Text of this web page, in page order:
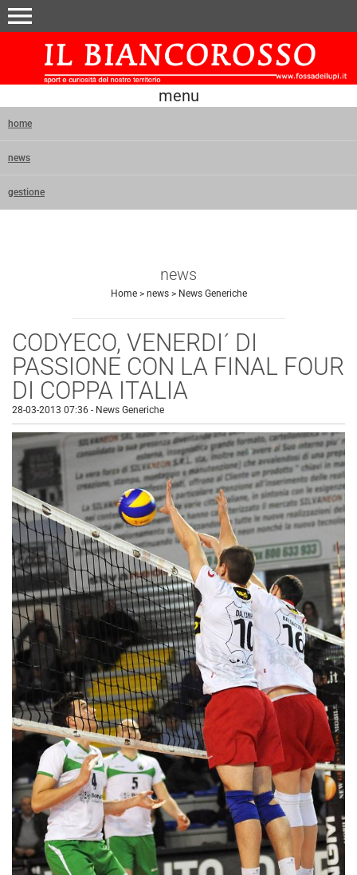
menu
menu
home
news
gestione
news
Home> news> News Generiche
CODYECO, VENERDI´ DI
PASSIONE CON LA FINAL FOUR
DI COPPA ITALIA
28-03-2013 07:36 - News Generiche